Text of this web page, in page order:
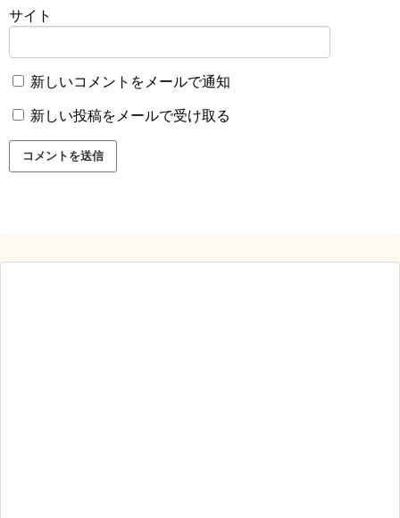
サイト
新しいコメントをメールで通知
新しい投稿をメールで受け取る